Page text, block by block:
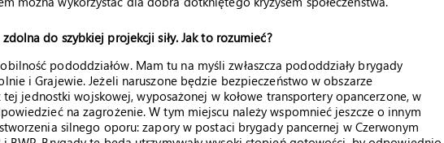
do szybkiej projekcji siły. Jak to rozumieć?
pododdziałów. Mam tu na myśli zwłaszcza pododdziały brygady
i Grajewie. Jeżeli naruszone będzie bezpieczeństwo w obszarze
tej jednostki wojskowej, wyposażonej w kołowe transportery opancerzone, w
na zagrożenie. W tym miejscu należy wspomnieć jeszcze o innym
silnego oporu: zapory w postaci brygady pancernej w Czerwonym